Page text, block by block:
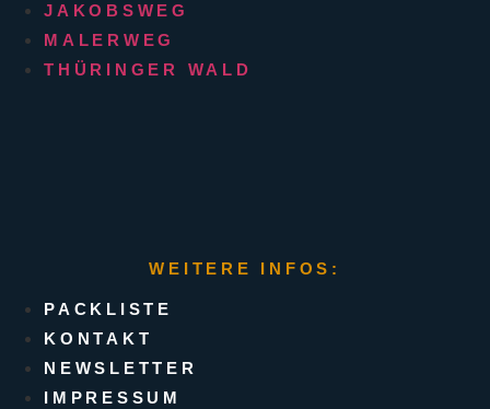
JAKOBSWEG
MALERWEG
THÜRINGER WALD
WEITERE INFOS:
PACKLISTE
KONTAKT
NEWSLETTER
IMPRESSUM